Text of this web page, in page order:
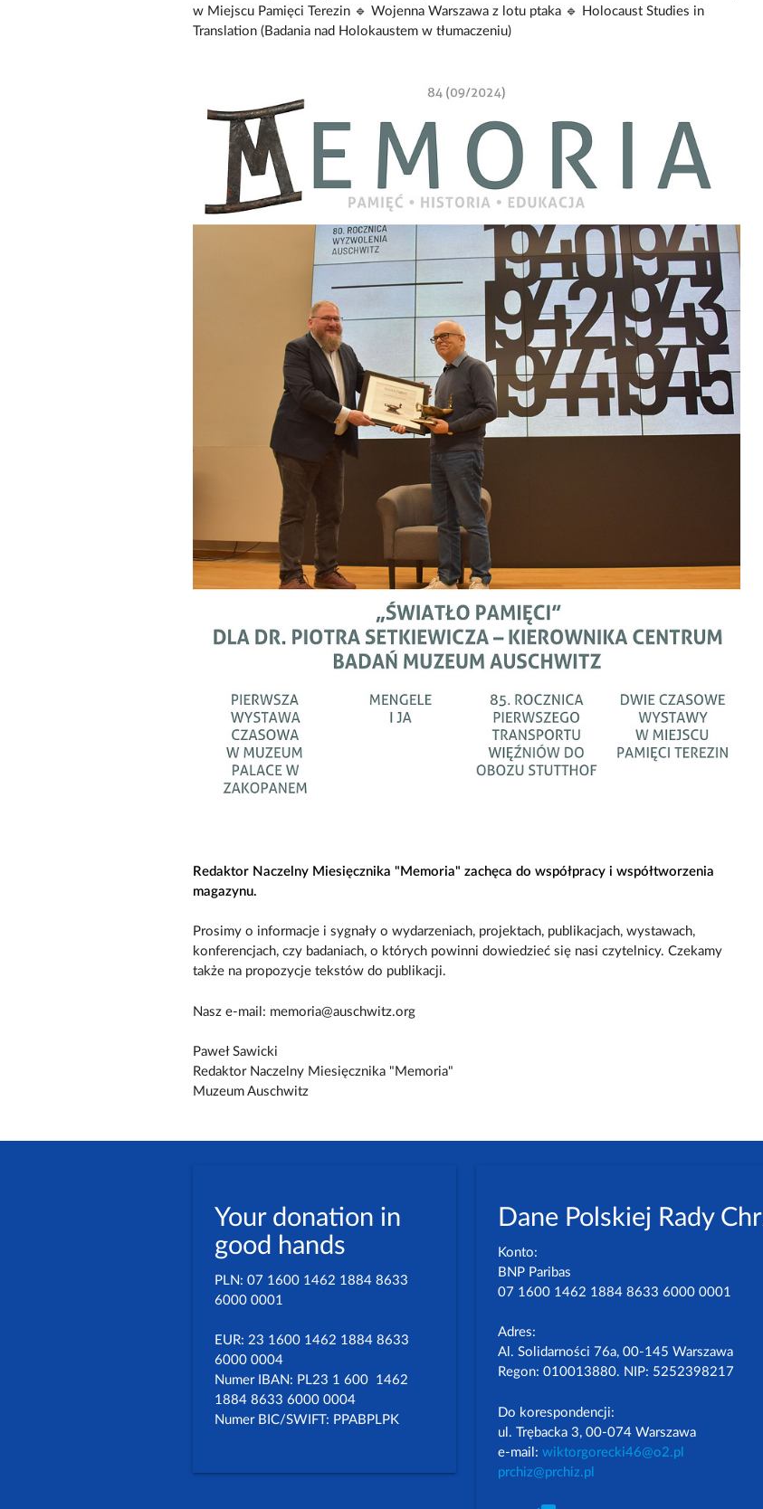
w Miejscu Pamięci Terezin 🔹 Wojenna Warszawa z lotu ptaka 🔹 Holocaust Studies in
Translation (Badania nad Holokaustem w tłumaczeniu)
Redaktor Naczelny Miesięcznika "Memoria" zachęca do współpracy i współtworzenia
magazynu.
Prosimy o informacje i sygnały o wydarzeniach, projektach, publikacjach, wystawach,
konferencjach, czy badaniach, o których powinni dowiedzieć się nasi czytelnicy. Czekamy
także na propozycje tekstów do publikacji.
Nasz e-mail: memoria@auschwitz.org
Paweł Sawicki
Redaktor Naczelny Miesięcznika "Memoria"
Muzeum Auschwitz
Dane Polskiej Rady
Konto:
BNP Paribas
07 1600 1462 1884 8633 6000 0001
Adres:
Al. Solidarności 76a, 00-145 Warszawa
Regon: 010013880. NIP: 5252398217
Do korespondencji:
ul. Trębacka 3, 00-074 Warszawa
e-mail:wiktorgorecki46@o2.pl
prchiz@prchiz.pl
Your donation in
good hands
PLN: 07 1600 1462 1884 8633
6000 0001
EUR: 23 1600 1462 1884 8633
6000 0004
Numer IBAN: PL23 1 600 1462
1884 8633 6000 0004
Numer BIC/SWIFT: PPABPLPK